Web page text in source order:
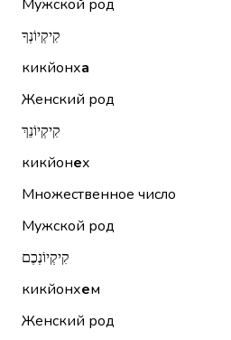
Мужской род
קִיקְיוֹנְךָ
кикйонха
Женский род
קִיקְיוֹנֵךְ
кикйонех
Множественное число
Мужской род
קִיקְיוֹנְכֶם
кикйонхем
Женский род